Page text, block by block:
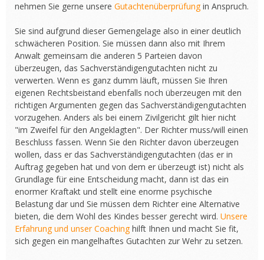
nehmen Sie gerne unsere Gutachtenüberprüfungin Anspruch.
Sie sind aufgrund dieser Gemengelage also in einer deutlich
schwächeren Position. Sie müssen dann also mit Ihrem
Anwalt gemeinsam die anderen 5 Parteien davon
überzeugen, das Sachverständigengutachten nicht zu
verwerten. Wenn es ganz dumm läuft, müssen Sie Ihren
eigenen Rechtsbeistand ebenfalls noch überzeugen mit den
richtigen Argumenten gegen das Sachverständigengutachten
vorzugehen. Anders als bei einem Zivilgericht gilt hier nicht
"im Zweifel für den Angeklagten". Der Richter muss/will einen
Beschluss fassen. Wenn Sie den Richter davon überzeugen
wollen, dass er das Sachverständigengutachten (das er in
Auftrag gegeben hat und von dem er überzeugt ist) nicht als
Grundlage für eine Entscheidung macht, dann ist das ein
enormer Kraftakt und stellt eine enorme psychische
Belastung dar und Sie müssen dem Richter eine Alternative
bieten, die dem Wohl des Kindes besser gerecht wird. Unsere
Erfahrung und unser Coaching hilft Ihnen und macht Sie fit,
sich gegen ein mangelhaftes Gutachten zur Wehr zu setzen.